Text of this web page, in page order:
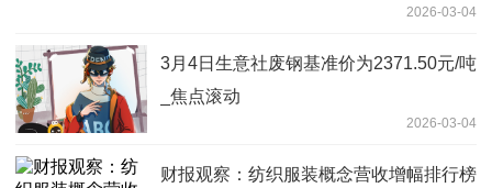
2026-03-04
3月4日生意社废钢基准价为2371.50元/吨
_焦点滚动
2026-03-04
财报观察：纺织服装概念营收增幅排行榜